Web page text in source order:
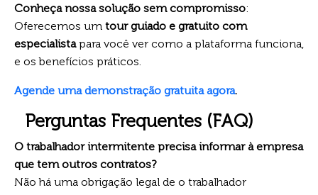
Conheça nossa solução sem compromisso:
Oferecemos um tour guiado e gratuito com
especialistapara você ver como a plataforma funciona,
e os benefícios práticos.
Agende uma demonstração gratuita agora.
Perguntas Frequentes (FAQ)
O trabalhador intermitente precisa informar à empresa
que tem outros contratos?
Não há uma obrigação legal de o trabalhador